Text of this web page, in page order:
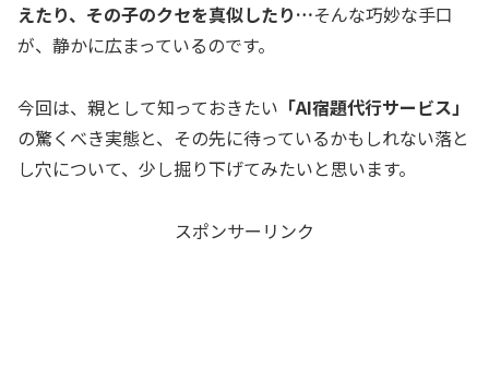
えたり、その子のクセを真似したり…そんな巧妙な手口
が、静かに広まっているのです。
今回は、親として知っておきたい 「AI宿題代行サービス」
の驚くべき実態と、その先に待っているかもしれない落と
し穴について、少し掘り下げてみたいと思います。
スポンサーリンク